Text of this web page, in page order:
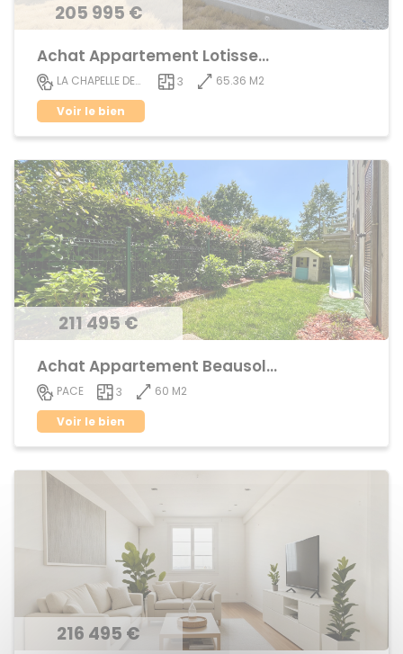
205 995 €
Achat Appartement Lotissement
LA CHAPELLE DES FOUGERETZ 3
65.36 M2
Voir le bien
211 495 €
Achat Appartement Beausoleil
PACE 3
60 M2
Voir le bien
216 495 €